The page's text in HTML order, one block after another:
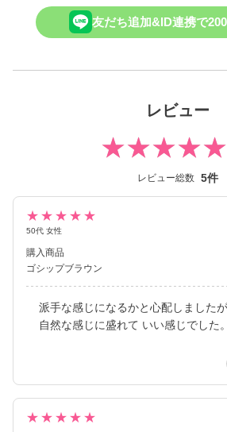
友だち追加&ID連携で
レビュー
レビュー総数 5件
★★★★★
50代 女性
購入商品
ゴシップブラウン
派手な感じになるかと心配しましたが
自然な感じに盛れて いい感じでした。
★★★★★